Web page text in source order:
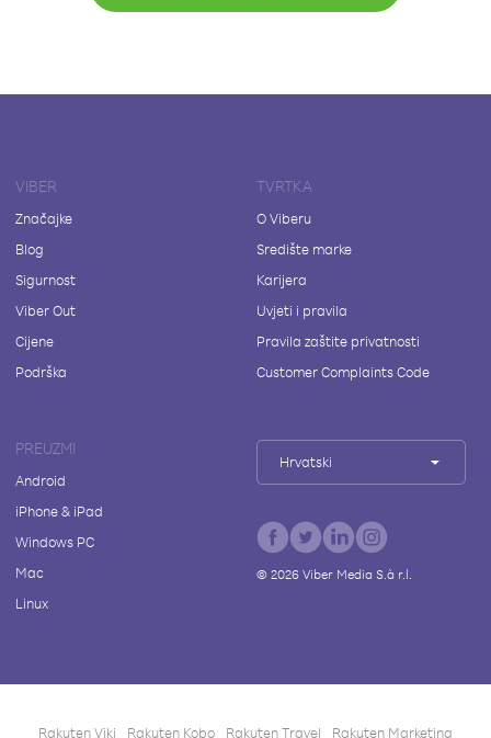
VIBER
Značajke
Blog
Sigurnost
Viber Out
Cijene
Podrška
TVRTKA
O Viberu
Središte marke
Karijera
Uvjeti i pravila
Pravila zaštite privatnosti
Customer Complaints Code
PREUZMI
Android
iPhone & iPad
Windows PC
Mac
Linux
Hrvatski
© 2026Viber Media S.à r.l.
Rakuten Viki Rakuten Kobo Rakuten Travel Rakuten Marketing